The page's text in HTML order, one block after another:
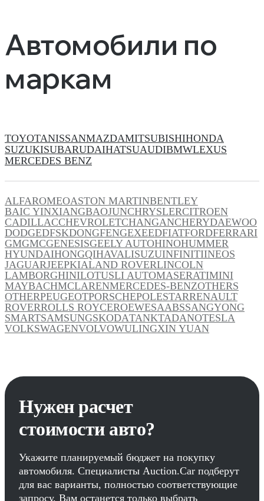
Автомобили по
маркам
TOYOTANISSANMAZDAMITSUBISHIHONDA
SUZUKISUBARUDAIHATSUAUDIBMWLEXUS
MERCEDES BENZ
ALFAROMEOASTON MARTINBENTLEY
BAIC YINXIANGBAOJUNCHRYSLERCITROEN
CADILLACCHEVROLETCHANGANCHERYDAEWOO
DODGEDFSKDONGFENGEXEEDFIATFORDFERRARI
GMGMCGENESISGEELY AUTOHINOHUMMER
HYUNDAIHONGQIHAVALISUZUINFINITIINEOS
JAGUARJEEPKIALAND ROVERLINCOLN
LAMBORGHINILOTUSLI AUTOMASERATIMINI
MAYBACHMCLARENMERCEDES-BENZOTHERS
OTHERPEUGEOTPORSCHEPOLESTARRENAULT
ROVERROLLS ROYCEROEWESAABSSANGYONG
SMARTSAMSUNGSKODATANKTADANOTESLA
VOLKSWAGENVOLVOWULINGXIN YUAN
Нужен расчет
стоимости авто?
Укажите планируемый бюджет на покупку
автомобиля. Специалисты Auction.Car подберут
для вас варианты, полностью соответствующие
запросу. Вам останется только выбрать